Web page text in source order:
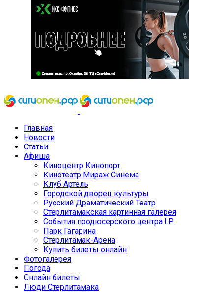
Главная
Новости
Статьи
Афиша
Киноцентр Кинопорт
Кинотеатр Мираж Синема
Клуб Артель
Городской дворец культуры
Русский Драматический Театр
Стерлитамакская картинная галерея
События продюсерского центра I.P.
Парк Гагарина
Стерлитамак-Арена
Купить билеты онлайн
Фотогалерея
Погода
Онлайн билеты
Люди Стерлитамака